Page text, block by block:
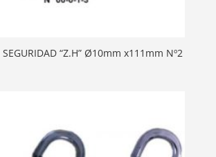
“Z.H” Ø10mm x111mm Nº2